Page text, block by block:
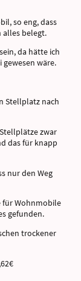
so eng, dass
alles belegt.
da hätte ich
wäre.
Stellplatz nach
zwar
das für knapp
nur den Weg
für Wohnmobile
gefunden.
trockener